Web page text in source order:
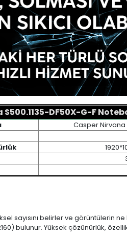
DF50X-G-F
Casper Nirvana
sayısını belirler ve görüntülerin
bulunur. Yüksek çözünürlük,